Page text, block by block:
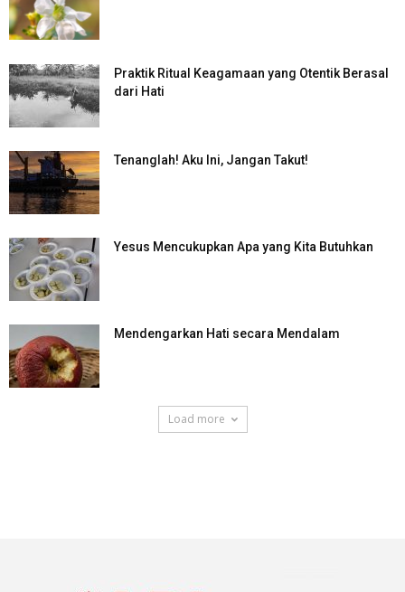
Praktik Ritual Keagamaan yang Otentik Berasal
dari Hati
Tenanglah! Aku Ini, Jangan Takut!
Yesus Mencukupkan Apa yang Kita Butuhkan
Mendengarkan Hati secara Mendalam
Load more